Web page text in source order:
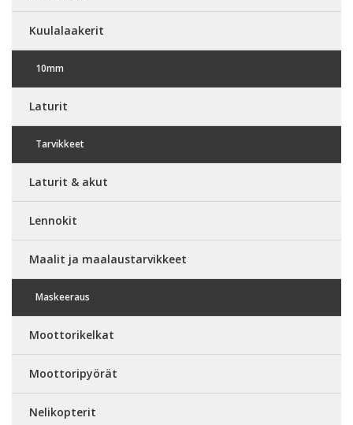
Kuulalaakerit
10mm
Laturit
Tarvikkeet
Laturit & akut
Lennokit
Maalit ja maalaustarvikkeet
Maskeeraus
Moottorikelkat
Moottoripyörät
Nelikopterit